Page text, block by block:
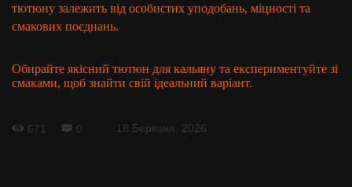
тютюну залежить від особистих уподобань, міцності та
смакових поєднань.
Обирайте якісний тютюн для кальяну та експериментуйте зі
смаками, щоб знайти свій ідеальний варіант.
671 0 18 Березня, 2026